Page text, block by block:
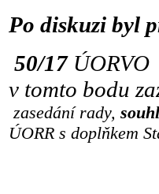
Po diskuzi byl
50/17 ÚORVO
v tomto bodu
zasedání rady,
ÚORR s doplňkem